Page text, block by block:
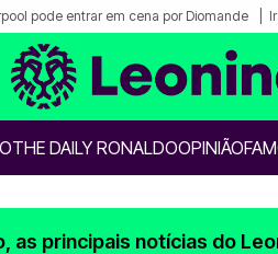
pode entrar em cena por Diomande
THE DAILY RONALDOOPINIÃO
as principais notícias do